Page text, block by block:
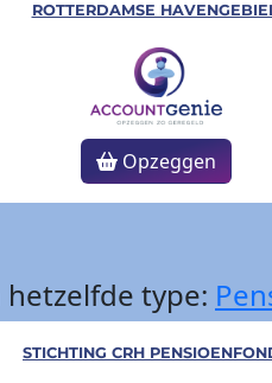
ROTTERDAMSE
Opzeggen
type:
STICHTING CRH